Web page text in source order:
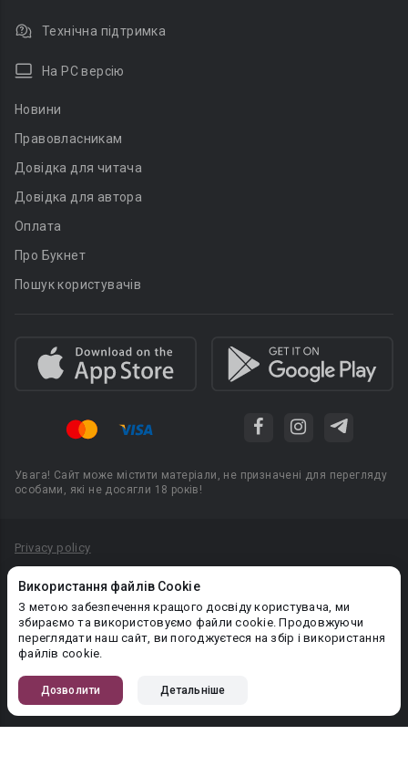
Використання файлів Cookie
З метою забезпечення кращого досвіду користувача, ми
збираємо та використовуємо файли cookie. Продовжуючи
переглядати наш сайт, ви погоджуєтеся на збір і використання
файлів cookie.
Дозволити Детальніше
Технічна підтримка
На PC версію
Новини
Правовласникам
Довідка для читача
Довідка для автора
Оплата
Про Букнет
Пошук користувачів
Увага! Сайт може містити матеріали, не призначені для перегляду
особами, які не досягли 18 років!
Privacy policy
Політика конфіденційності
Правила публікації авторського контенту
PR-вiддiл: pr@booknet.com
© 2026 Booknet. Всі права захищено.